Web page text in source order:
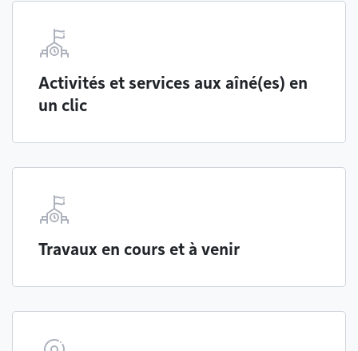
Activités et services aux aîné(es) en
un clic
Travaux en cours et à venir